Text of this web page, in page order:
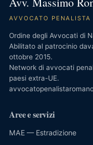
AVVOCATO PENALISTA
Ordine degli Avvocati di
Abilitato al patrocinio
ottobre 2015.
Network di avvocati
paesi extra-UE.
Aree e servizi
MAE — Estradizione